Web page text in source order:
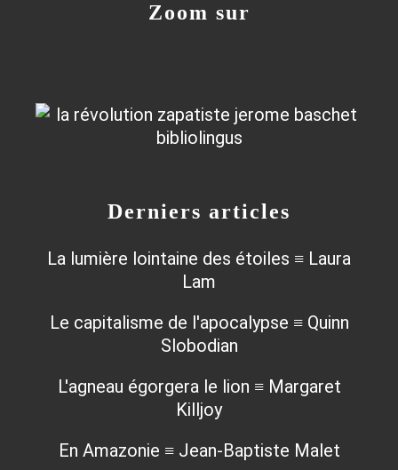
Derniers articles
La lumière lointaine des étoiles ≡ Laura
Lam
Le capitalisme de l'apocalypse ≡ Quinn
Slobodian
L'agneau égorgera le lion ≡ Margaret
Killjoy
En Amazonie ≡ Jean-Baptiste Malet
Zoom sur